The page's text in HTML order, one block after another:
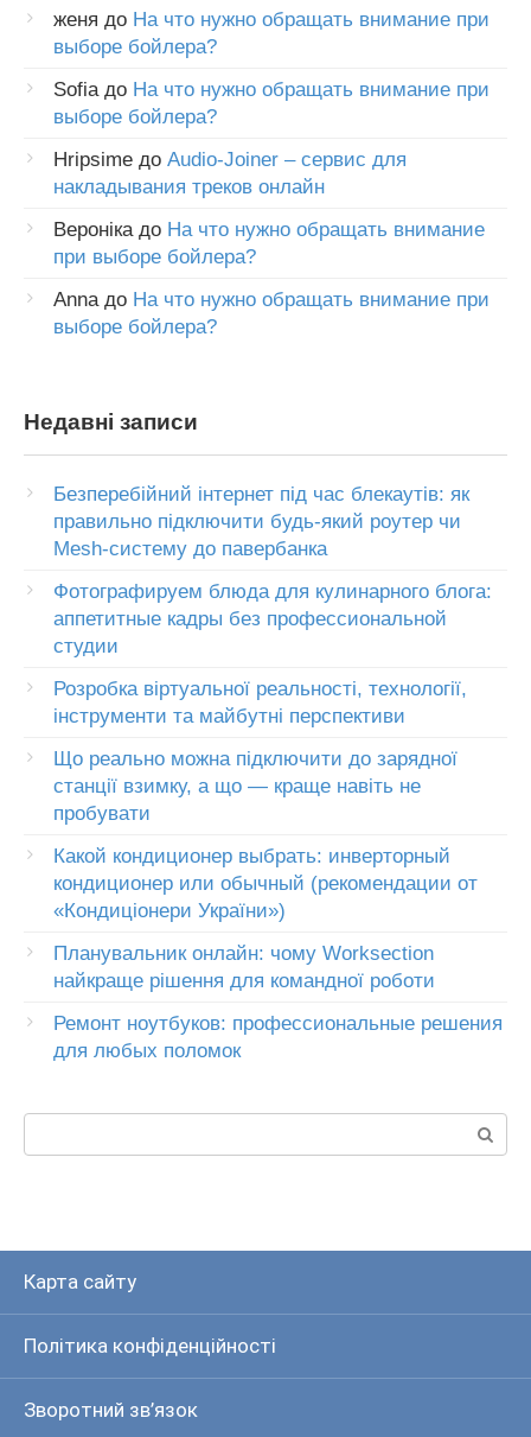
женя до На что нужно обращать внимание при
выборе бойлера?
Sofia до На что нужно обращать внимание при
выборе бойлера?
Hripsime до Audio-Joiner – сервис для
накладывания треков онлайн
Вероніка до На что нужно обращать внимание
при выборе бойлера?
Anna до На что нужно обращать внимание при
выборе бойлера?
Недавні записи
Безперебійний інтернет під час блекаутів: як
правильно підключити будь-який роутер чи
Mesh-систему до павербанка
Фотографируем блюда для кулинарного блога:
аппетитные кадры без профессиональной
студии
Розробка віртуальної реальності, технології,
інструменти та майбутні перспективи
Що реально можна підключити до зарядної
станції взимку, а що — краще навіть не
пробувати
Какой кондиционер выбрать: инверторный
кондиционер или обычный (рекомендации от
«Кондиціонери України»)
Планувальник онлайн: чому Worksection
найкраще рішення для командної роботи
Ремонт ноутбуков: профессиональные решения
для любых поломок
Карта сайту
Політика конфіденційності
Зворотний зв’язок